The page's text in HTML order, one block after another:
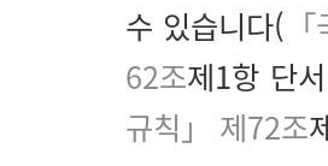
수 있습니다(
62조제1항 단
규칙」 제72조